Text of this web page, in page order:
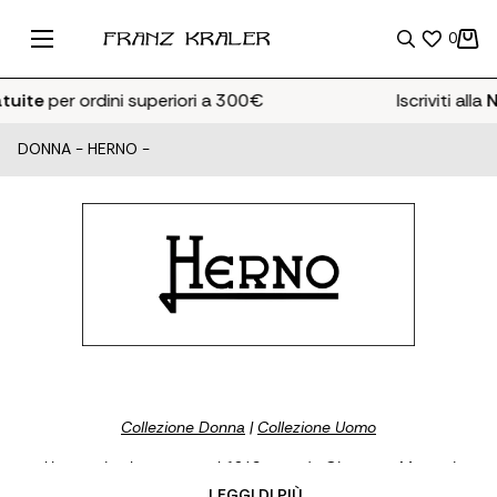
0
per ordini superiori a 300€ Iscriviti alla
DONNA - HERNO -
Collezione Donna |Collezione Uomo
Una storia che nasce nel 1948 quando Giuseppe Marenzi
decide di creare il brand Herno. Conosciuto in tutto il mondo